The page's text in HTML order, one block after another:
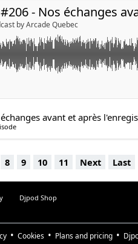
by Arcade Quebec
avant et après
8 9 10 11 Next Last
Djpod Shop
Cookies Plans and pricing